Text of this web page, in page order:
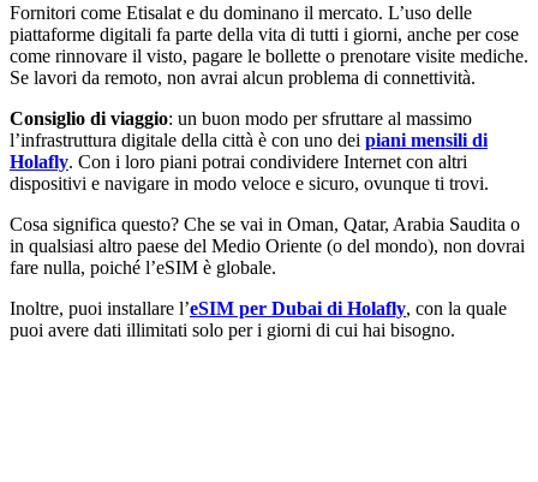
Fornitori come Etisalat e du dominano il mercato. L’uso delle
piattaforme digitali fa parte della vita di tutti i giorni, anche per cose
come rinnovare il visto, pagare le bollette o prenotare visite mediche.
Se lavori da remoto, non avrai alcun problema di connettività.
Consiglio di viaggio: un buon modo per sfruttare al massimo
l’infrastruttura digitale della città è con uno dei piani mensili di
Holafly. Con i loro piani potrai condividere Internet con altri
dispositivi e navigare in modo veloce e sicuro, ovunque ti trovi.
Cosa significa questo? Che se vai in Oman, Qatar, Arabia Saudita o
in qualsiasi altro paese del Medio Oriente (o del mondo), non dovrai
fare nulla, poiché l’eSIM è globale.
Inoltre, puoi installare l’eSIM per Dubai di Holafly, con la quale
puoi avere dati illimitati solo per i giorni di cui hai bisogno.